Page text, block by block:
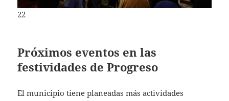
22
Próximos eventos en las
festividades de Progreso
El municipio tiene planeadas más actividades